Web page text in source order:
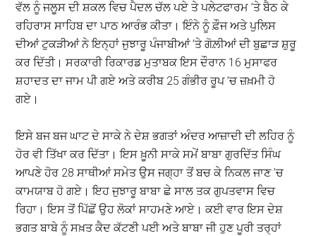
ਵੱਲ ਨੂੰ ਜਲੂਸ ਦੀ ਸ਼ਕਲ ਵਿਚ ਪੈਦਲ ਚੱਲ ਪਏ ਤੇ ਪਲੇਟਫਾਰਮ ’ਤੇ ਬੈਠ ਕੇ
ਰਹਿਰਾਸ ਸਾਹਿਬ ਦਾ ਪਾਠ ਆਰੰਭ ਕੀਤਾ। ਇੰਨੇ ਨੂੰ ਫ਼ੌਜ ਅਤੇ ਪੁਲਿਸ
ਦੀਆਂ ਟੁਕੜੀਆਂ ਨੇ ਇਨ੍ਹਾਂ ਜੁਝਾਰੂ ਪੰਜਾਬੀਆਂ ’ਤੇ ਗੋਲ਼ੀਆਂ ਦੀ ਬੁਛਾੜ ਸ਼ੁਰੂ
ਕਰ ਦਿੱਤੀ। ਸਰਕਾਰੀ ਰਿਕਾਰਡ ਮੁਤਾਬਕ ਇਸ ਦੌਰਾਨ 16 ਮੁਸਾਫਰ
ਸ਼ਹਾਦਤ ਦਾ ਜਾਮ ਪੀ ਗਏ ਅਤੇ ਕਰੀਬ 25 ਗੰਭੀਰ ਰੂਪ ’ਚ ਜ਼ਖ਼ਮੀ ਹੋ
ਗਏ।
ਇਸੇ ਬਜ ਬਜ ਘਾਟ ਦੇ ਸਾਕੇ ਨੇ ਦੇਸ਼ ਭਗਤਾਂ ਅੰਦਰ ਆਜ਼ਾਦੀ ਦੀ ਲਹਿਰ ਨੂੰ
ਹੋਰ ਵੀ ਤਿੱਖਾ ਕਰ ਦਿੱਤਾ। ਇਸ ਖ਼ੂਨੀ ਸਾਕੇ ਸਮੇਂ ਬਾਬਾ ਗੁਰਦਿੱਤ ਸਿੰਘ
ਆਪਣੇ ਹੋਰ 28 ਸਾਥੀਆਂ ਸਮੇਤ ਉਸ ਜਗ੍ਹਾ ਤੋਂ ਬਚ ਕੇ ਨਿਕਲ ਜਾਣ ’ਚ
ਕਾਮਯਾਬ ਹੋ ਗਏ। ਇਹ ਜੁਝਾਰੂ ਬਾਬਾ ਛੇ ਸਾਲ ਤਕ ਗੁਪਤਵਾਸ ਵਿਚ
ਰਿਹਾ। ਇਸ ਤੋਂ ਪਿੱਛੋਂ ਉਹ ਲੋਕਾਂ ਸਾਹਮਣੇ ਆਏ। ਕਈ ਵਾਰ ਇਸ ਦੇਸ਼
ਭਗਤ ਬਾਬੇ ਨੂੰ ਸਖ਼ਤ ਕੈਦ ਕੱਟਣੀ ਪਈ ਅਤੇ ਬਾਬਾ ਜੀ ਹੁਣ ਪੂਰੀ ਤਰ੍ਹਾਂ